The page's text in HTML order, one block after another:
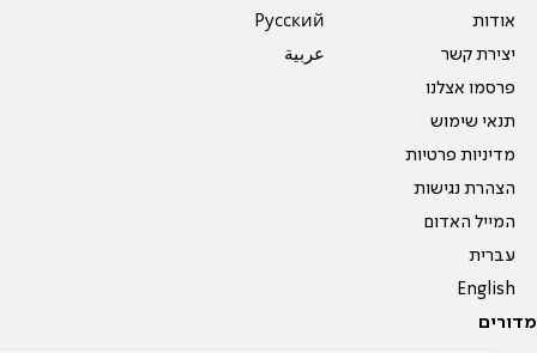
אודות
יצירת קשר
פרסמו אצלנו
תנאי שימוש
מדיניות פרטיות
הצהרת נגישות
המייל האדום
עברית
English
Pусский
عربية
מדורים